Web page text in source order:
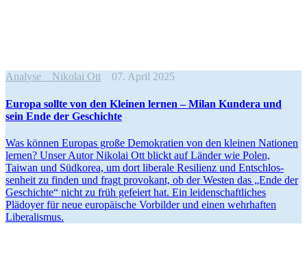
Analyse Nikolai Ott 07. April 2025
Europa sollte von den Kleinen lernen – Milan Kundera und
sein Ende der Geschichte
Was können Europas große Demokratien von den kleinen Nationen
lernen? Unser Autor Nikolai Ott blickt auf Länder wie Polen,
Taiwan und Südkorea, um dort liberale Resilienz und Entschlos­
senheit zu finden und fragt provokant, ob der Westen das „Ende der
Geschichte“ nicht zu früh gefeiert hat. Ein leiden­schaft­liches
Plädoyer für neue europäische Vorbilder und einen wehrhaften
Liberalismus.